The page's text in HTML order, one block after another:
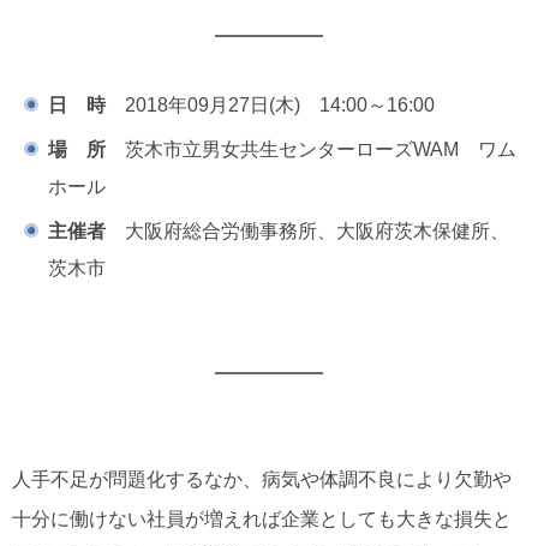
日 時 2018年09月27日(木) 14:00～16:00
場 所 茨木市立男女共生センターローズWAM ワム
ホール
主催者 大阪府総合労働事務所、大阪府茨木保健所、
茨木市
人手不足が問題化するなか、病気や体調不良により欠勤や
十分に働けない社員が増えれば企業としても大きな損失と